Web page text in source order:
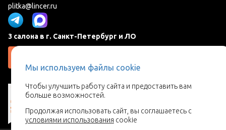
plitka@lincer.ru
3 салона в г. Санкт-Петербург и ЛО
Мы используем файлы cookie
Чтобы улучшить работу сайта и предоставить вам
больше возможностей.
Продолжая использовать сайт, вы соглашаетесь с
условиями использования cookie